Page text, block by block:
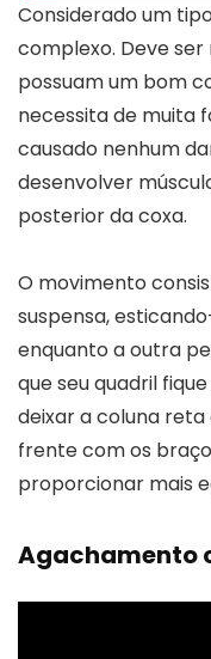
Considerado um
complexo. Deve
possuam um bom
necessita de muita
causado nenhum
desenvolver
posterior da coxa.
O movimento
suspensa,
enquanto a outra
que seu quadril
deixar a coluna
frente com os
proporcionar mais
Agachamento